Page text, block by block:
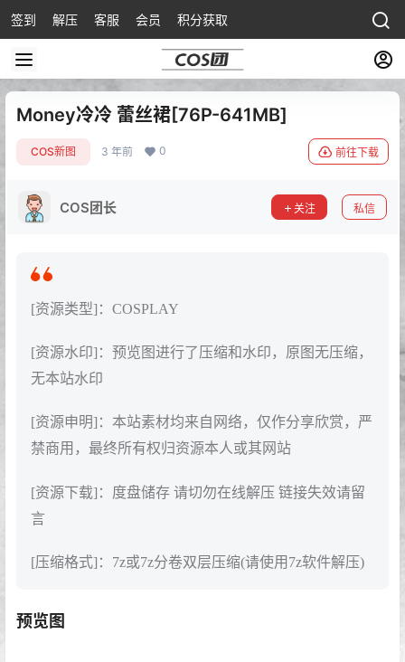
签到 解压 客服 会员 积分获取
Money冷冷 蕾丝裙[76P-641MB]
COS新图 3 年前 0 前往下载
COS团长 关注 私信
[资源类型]：COSPLAY
[资源水印]：预览图进行了压缩和水印，原图无压缩，
无本站水印
[资源申明]：本站素材均来自网络，仅作分享欣赏，严
禁商用，最终所有权归资源本人或其网站
[资源下载]：度盘储存 请切勿在线解压 链接失效请留
言
[压缩格式]：7z或7z分卷双层压缩(请使用7z软件解压)
预览图